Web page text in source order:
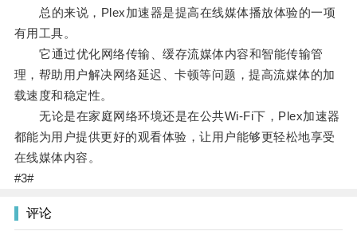
总的来说，Plex加速器是提高在线媒体播放体验的一项
有用工具。
它通过优化网络传输、缓存流媒体内容和智能传输管
理，帮助用户解决网络延迟、卡顿等问题，提高流媒体的加
载速度和稳定性。
无论是在家庭网络环境还是在公共Wi-Fi下，Plex加速器
都能为用户提供更好的观看体验，让用户能够更轻松地享受
在线媒体内容。
#3#
评论